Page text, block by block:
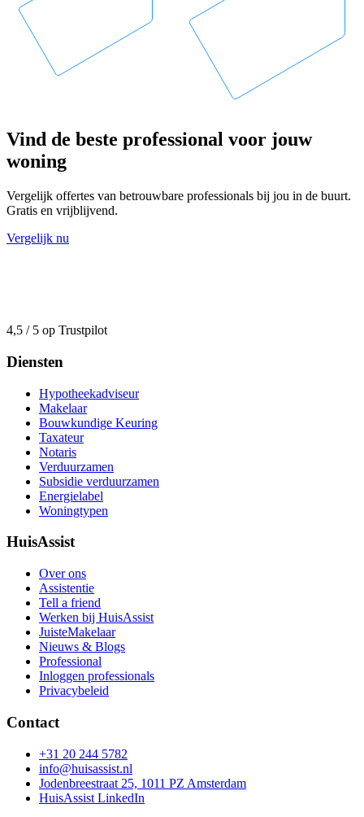
Vind de beste professional voor jouw
woning
Vergelijk offertes van betrouwbare professionals bij jou in de buurt.
Gratis en vrijblijvend.
Vergelijk nu
4,5 / 5 op Trustpilot
Diensten
Hypotheekadviseur
Makelaar
Bouwkundige Keuring
Taxateur
Notaris
Verduurzamen
Subsidie verduurzamen
Energielabel
Woningtypen
HuisAssist
Over ons
Assistentie
Tell a friend
Werken bij HuisAssist
JuisteMakelaar
Nieuws & Blogs
Professional
Inloggen professionals
Privacybeleid
Contact
+31 20 244 5782
info@huisassist.nl
Jodenbreestraat 25, 1011 PZ Amsterdam
HuisAssist LinkedIn